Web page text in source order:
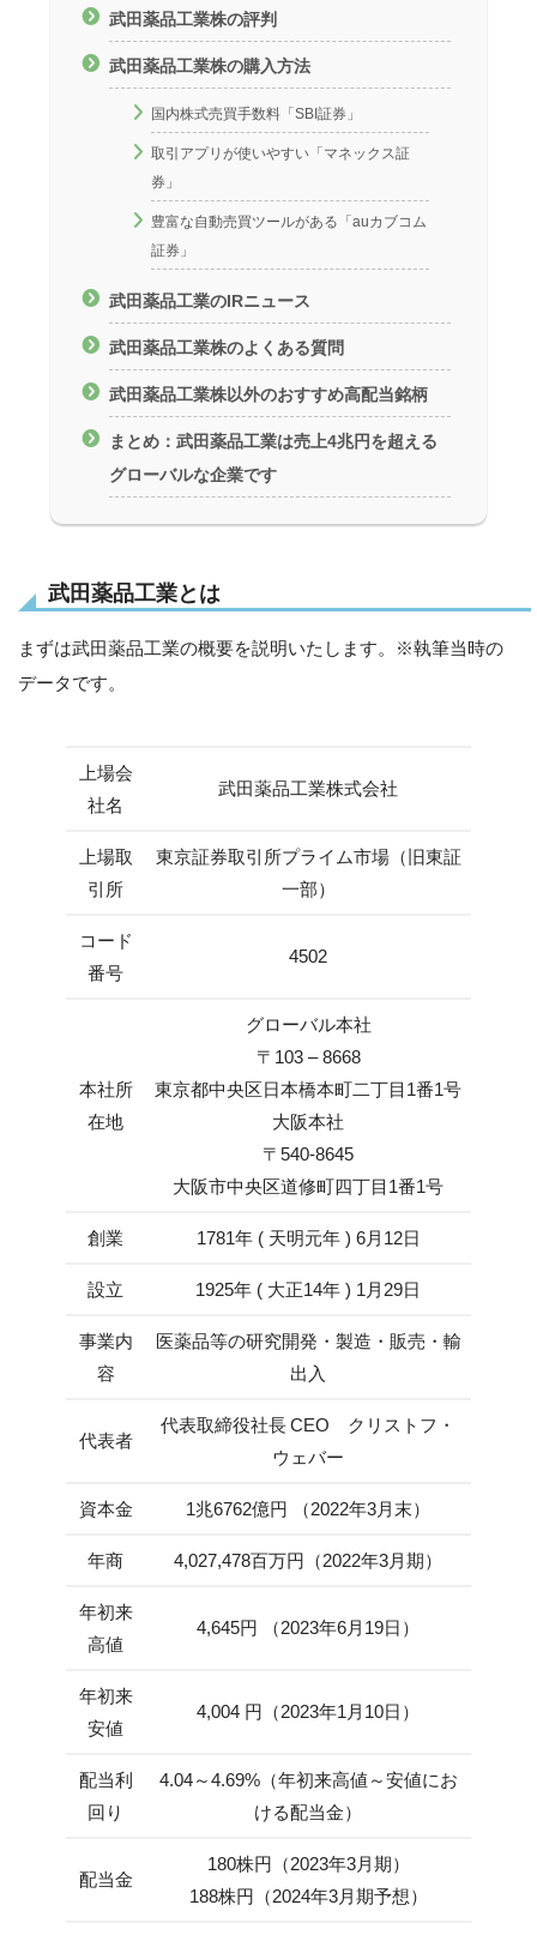
武田薬品工業株の評判
武田薬品工業株の購入方法
国内株式売買手数料「SBI証券」
取引アプリが使いやすい「マネックス証
券」
豊富な自動売買ツールがある「auカブコム
証券」
武田薬品工業のIRニュース
武田薬品工業株のよくある質問
武田薬品工業株以外のおすすめ高配当銘柄
まとめ：武田薬品工業は売上4兆円を超える
グローバルな企業です
武田薬品工業とは
まずは武田薬品工業の概要を説明いたします。※執筆当時の
データです。
上場会
社名
武田薬品工業株式会社
上場取
引所
東京証券取引所プライム市場（旧東証
一部）
コード
番号
4502
本社所
在地
グローバル本社
〒103 – 8668
東京都中央区日本橋本町二丁目1番1号
大阪本社
〒540-8645
大阪市中央区道修町四丁目1番1号
創業 1781年 ( 天明元年 ) 6月12日
設立 1925年 ( 大正14年 ) 1月29日
事業内
容
医薬品等の研究開発・製造・販売・輸
出入
代表者
代表取締役社長 CEO クリストフ・
ウェバー
資本金 1兆6762億円 （2022年3月末）
年商 4,027,478百万円（2022年3月期）
年初来
高値
4,645円 （2023年6月19日）
年初来
安値
4,004 円（2023年1月10日）
配当利
回り
4.04～4.69%（年初来高値～安値にお
ける配当金）
配当金
180株円（2023年3月期）
188株円（2024年3月期予想）